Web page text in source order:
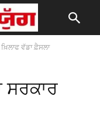
ਵੱਡਾ ਫ਼ੈਸਲਾ
ਸਰਕਾਰ